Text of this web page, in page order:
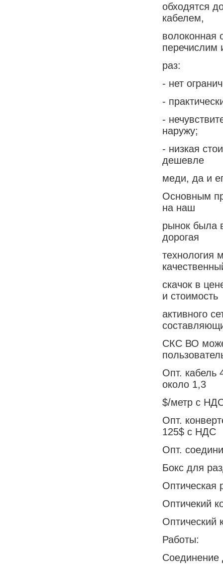
обходятся
кабелем,
волоконная
перечислим
раз:
- нет
-
-
наружу;
- низкая
дешевле
меди, да и
Основным
на наш
рынок была
дорогая
технология
скачок в
и стоимость
активного
СКС ВО
Опт. кабель
около 1,3
$/метр с
Опт.
125$ c НДС
Опт.
Бокс для
Оптическая
Оптичекий
Оптический
Работы:
Соединение